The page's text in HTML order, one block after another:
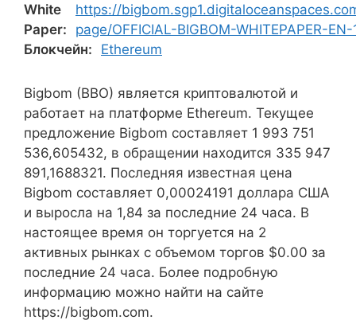
White
Paper:
https://
page/OFFICIAL-BIGBOM-WHITEPAPER-
Блокчейн:
Ethereum
Bigbom (BBO) является криптовалютой и
работает на платформе Ethereum. Текущее
предложение Bigbom составляет 1 993 751
536,605432, в обращении находится 335 947
891,1688321. Последняя известная цена
Bigbom составляет 0,00024191 доллара США
и выросла на 1,84 за последние 24 часа. В
настоящее время он торгуется на 2
активных рынках с объемом торгов $0.00 за
последние 24 часа. Более подробную
информацию можно найти на сайте
https://bigbom.com.